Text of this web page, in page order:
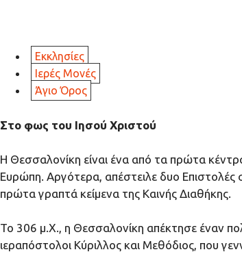
Εκκλησίες
Ιερές Μονές
Άγιο Όρος
Στο φως του Ιησού Χριστού
Η Θεσσαλονίκη είναι ένα από τα πρώτα
Ευρώπη. Αργότερα, απέστειλε δυο Επιστολές
πρώτα γραπτά κείμενα της Καινής Διαθήκης.
Το 306 μ.Χ., η Θεσσαλονίκη απέκτησε έναν
ιεραπόστολοι Κύριλλος και Μεθόδιος, που